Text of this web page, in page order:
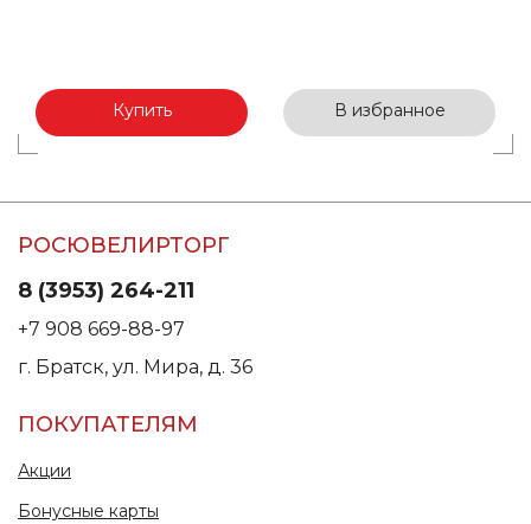
Купить В избранное
РОСЮВЕЛИРТОРГ
8 (3953) 264-211
+7 908 669-88-97
г. Братск, ул. Мира, д. 36
ПОКУПАТЕЛЯМ
Акции
Бонусные карты